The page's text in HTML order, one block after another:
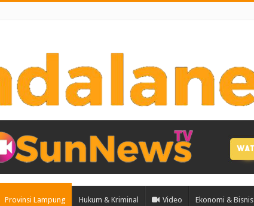
Provinsi Lampung Hukum & Kriminal Video Ekonomi & Bisnis